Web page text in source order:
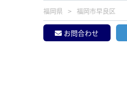
福岡県 福岡市早良区
お問合わせ